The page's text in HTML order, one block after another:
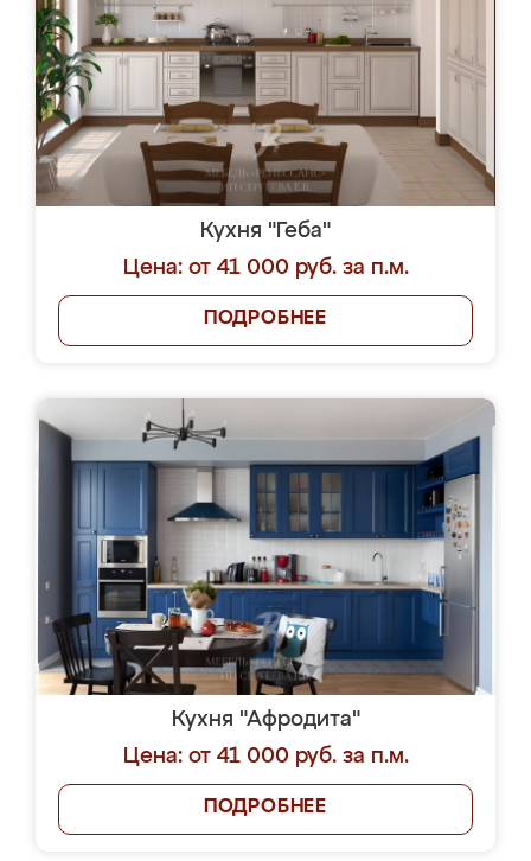
Кухня "Геба"
Цена: от 41 000 руб. за п.м.
ПОДРОБНЕЕ
Кухня "Афродита"
Цена: от 41 000 руб. за п.м.
ПОДРОБНЕЕ